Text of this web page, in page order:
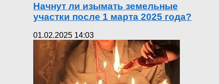
Начнут ли изымать земельные
участки после 1 марта 2025 года?
01.02.2025 14:03